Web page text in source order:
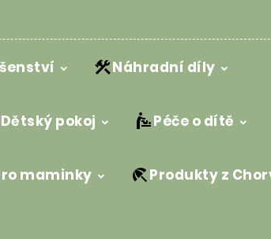
Náhradní díly
Dětský pokoj Péče o dítě
maminky Produkty z